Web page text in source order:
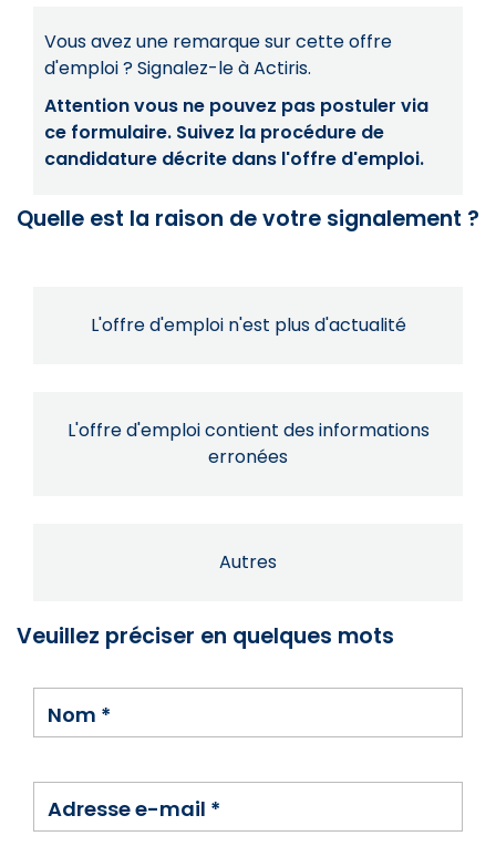
Vous avez une remarque sur cette offre
d'emploi ? Signalez-le à Actiris.
Attention vous ne pouvez pas postuler via
ce formulaire. Suivez la procédure de
candidature décrite dans l'offre d'emploi.
Quelle est la raison de votre signalement ?
L'offre d'emploi n'est plus d'actualité
L'offre d'emploi contient des informations
erronées
Autres
Veuillez préciser en quelques mots
Nom *
Adresse e-mail *